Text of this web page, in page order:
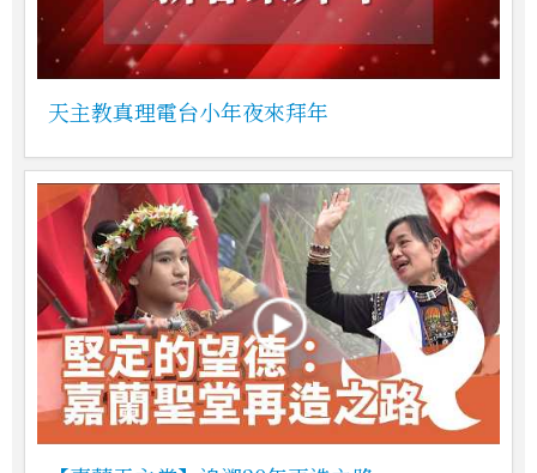
天主教真理電台小年夜來拜年